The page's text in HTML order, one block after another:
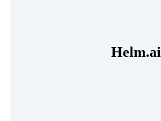
Helm.ai